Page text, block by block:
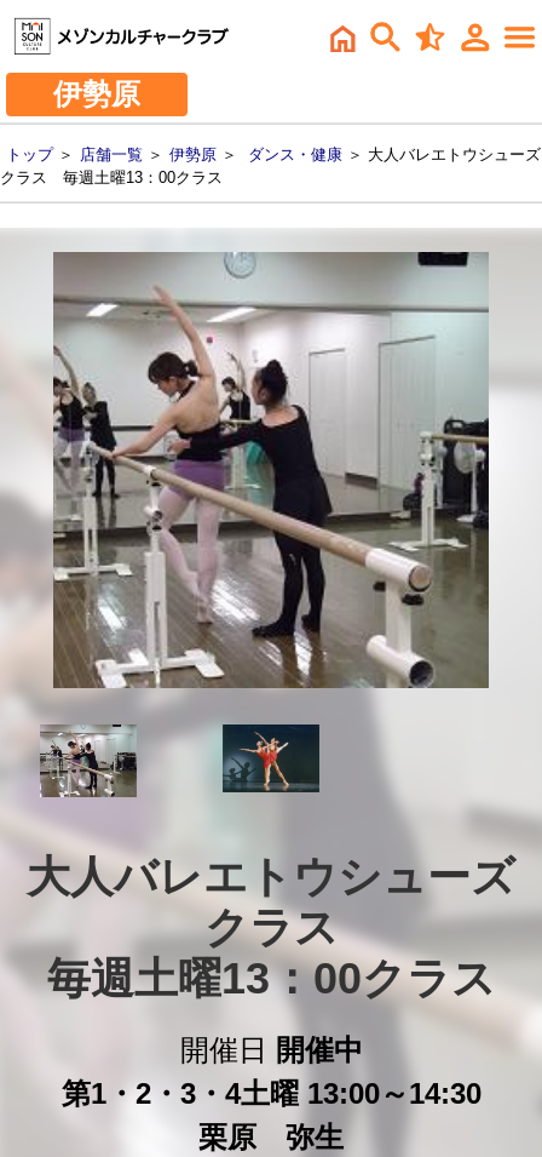
伊勢原
トップ＞ 店舗一覧 ＞ 伊勢原 ＞ ダンス・健康 ＞ 大人バレエトウシューズ
クラス 毎週土曜13：00クラス
大人バレエトウシューズ
クラス
毎週土曜13：00クラス
開催日
開催中
第1・2・3・4土曜 13:00～14:30
栗原 弥生